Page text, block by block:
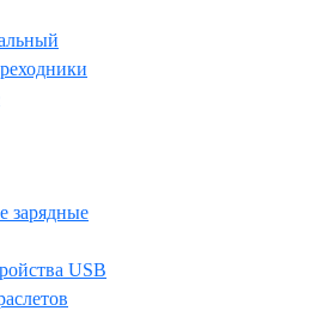
зарядные
USB